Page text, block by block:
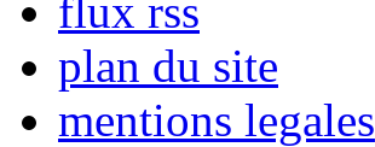
flux rss
plan du site
mentions legales